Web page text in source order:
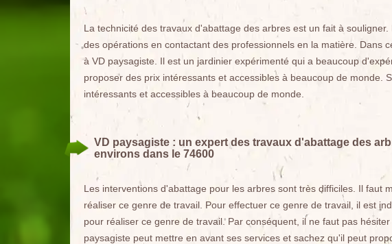
La technicité des travaux d'abattage des arbres est un fait à
des opérations en contactant des professionnels en la matière. Dans
à VD paysagiste. Il est un jardinier expérimenté qui a beaucoup
proposer des prix intéressants et accessibles à beaucoup de monde.
intéressants et accessibles à beaucoup de monde.
VD paysagiste : un expert des travaux d'abattage des
environs dans le 74600
Les interventions d'abattage pour les arbres sont très difficiles. Il faut
réaliser ce genre de travail. Pour effectuer ce genre de travail, il est
pour réaliser ce genre de travail. Par conséquent, il ne faut pas
paysagiste peut mettre en avant ses services et sachez qu'il peut